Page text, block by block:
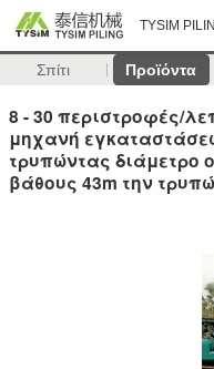
TYSIM
Σπίτι Προϊόντα
8 - 30 περιστροφές/
μηχανή
τρυπώντας διάμετρο
βάθους 43m την